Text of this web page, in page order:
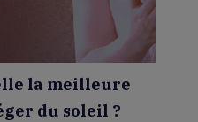
la meilleure
du soleil ?